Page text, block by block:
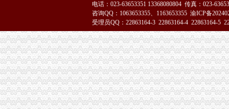
石柱局渝中区代办营业执照政务服务中心连续4年荣获优秀窗口单位
市局人事处深入开展“解放思想，更新观念”渝中区工商代办大讨论活动
重庆市重庆代办公司3.15纪念活动在渝北区举行
3.15走进高校主题活动在重庆大学拉开帷幕
大足局三大举措开展“制止欺诈月”重庆代办营业执照活动
南岸区、经开区联办“3·15”重庆代办公司宣活动呈现三大亮点
武隆局制定“2232”重庆代办公司方案深化信用信息化应用岗位大练
合川局五项措施开展“制止欺诈月”重庆代办公司活动
经开区局“三个结合”重庆代办公司再掀重庆市合同格式条款监督条例宣新高潮
九龙坡局渝中区代办营业执照对全系统办公信息系统网络化建设提出三点建议
电话：023-63653351 13368080804 传真：023-
咨询QQ：1063653355、1163653355 渝ICP备
受理员QQ：22863164-3 22863164-4 22863164-5